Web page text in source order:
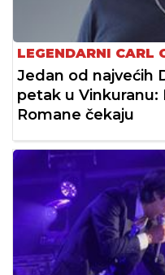
LEGENDARNI CARL
Jedan od najvećih
petak u Vinkuranu:
Romane čekaju